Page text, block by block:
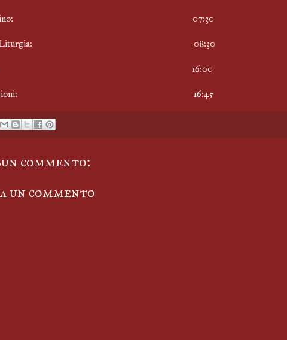
07:30
Liturgia: 08:30
16:00
16:45
commento:
un commento